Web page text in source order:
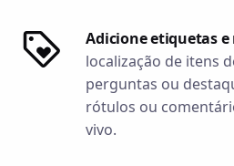
Adicione etiquetas
localização de itens
perguntas ou
rótulos ou
vivo.